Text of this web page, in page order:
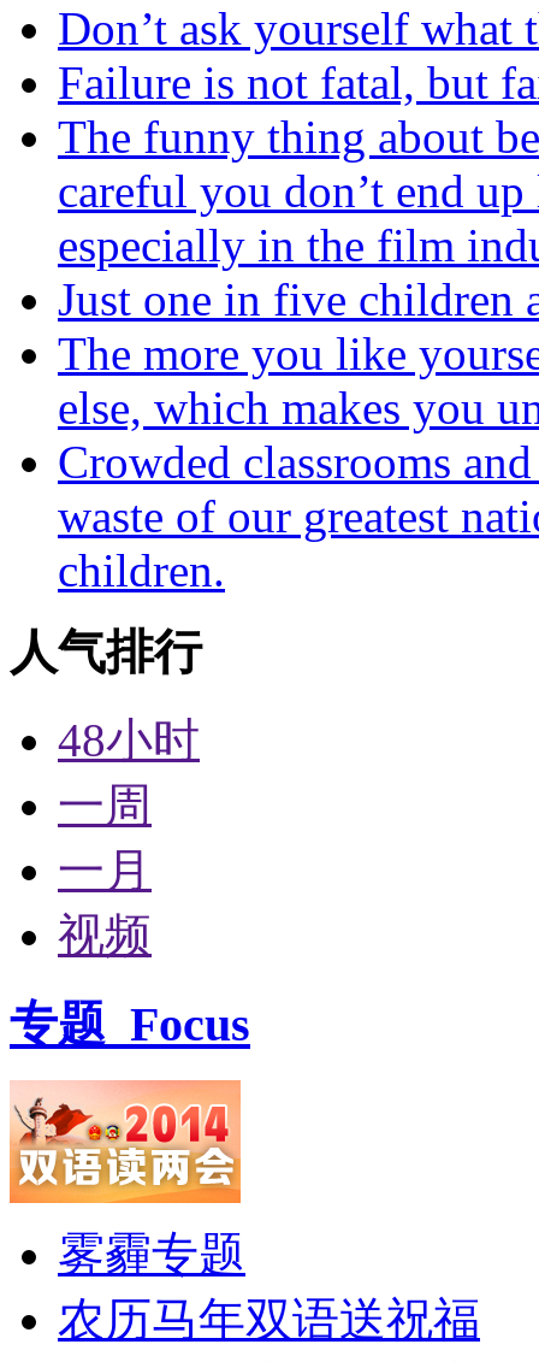
Don’t ask yourself what
Failure is not fatal, but
The funny thing about
careful you don’t end
especially in the film
Just one in five children
The more you like
else, which makes you
Crowded classrooms
waste of our greatest
children.
人气排行
48小时
一周
一月
视频
专题 Focus
雾霾专题
农历马年双语送祝福